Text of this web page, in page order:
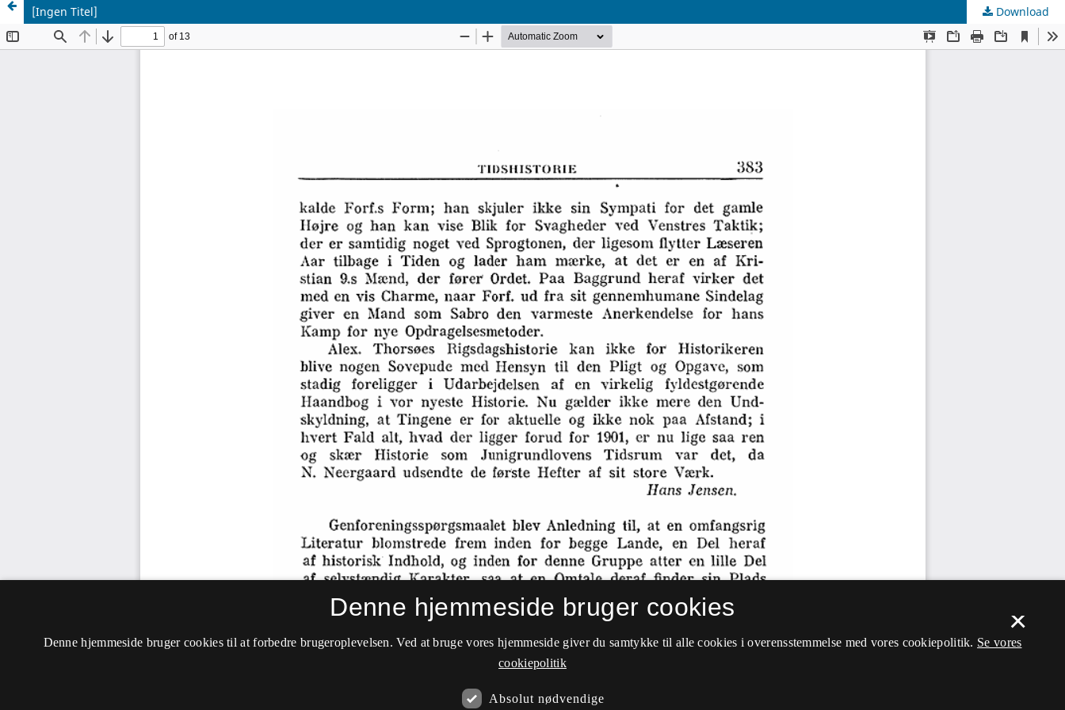
[Ingen Titel] Download
×
Denne hjemmeside bruger cookies
Denne hjemmeside bruger cookies til at forbedre brugeroplevelsen. Ved at bruge vores hjemmeside giver du samtykke til alle cookies i overensstemmelse med vores cookiepolitik. Se vores
cookiepolitik
Absolut nødvendige